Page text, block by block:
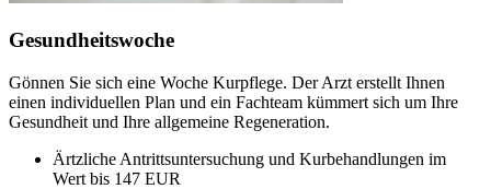
Gesundheitswoche
Gönnen Sie sich eine Woche Kurpflege. Der Arzt erstellt Ihnen
einen individuellen Plan und ein Fachteam kümmert sich um Ihre
Gesundheit und Ihre allgemeine Regeneration.
Ärtzliche Antrittsuntersuchung und Kurbehandlungen im
Wert bis 147 EUR